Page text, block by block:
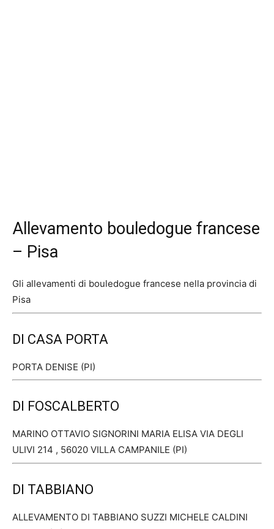
Allevamento bouledogue francese
– Pisa
Gli allevamenti di bouledogue francese nella provincia di
Pisa
DI CASA PORTA
PORTA DENISE (PI)
DI FOSCALBERTO
MARINO OTTAVIO SIGNORINI MARIA ELISA VIA DEGLI
ULIVI 214 , 56020 VILLA CAMPANILE (PI)
DI TABBIANO
ALLEVAMENTO DI TABBIANO SUZZI MICHELE CALDINI